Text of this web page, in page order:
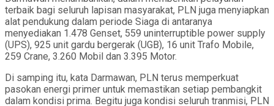
terbaik bagi seluruh lapisan masyarakat, PLN juga menyiapkan
alat pendukung dalam periode Siaga di antaranya
menyediakan 1.478 Genset, 559 uninterruptible power supply
(UPS), 925 unit gardu bergerak (UGB), 16 unit Trafo Mobile,
259 Crane, 3.260 Mobil dan 3.395 Motor.
Di samping itu, kata Darmawan, PLN terus memperkuat
pasokan energi primer untuk memastikan setiap pembangkit
dalam kondisi prima. Begitu juga kondisi seluruh tranmisi, PLN